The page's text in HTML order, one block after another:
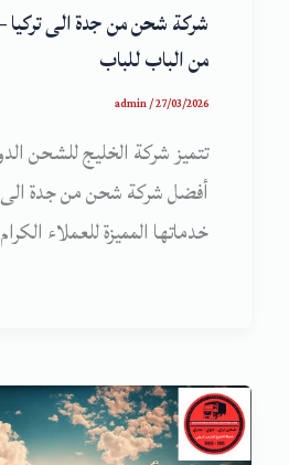
شركة شحن من جدة الى
من الباب للباب
admin/27/03/2026
تتميز شركة الخليج للشحن
أفضل شركة شحن من جدة الى
خدماتها المميزة للعملاء